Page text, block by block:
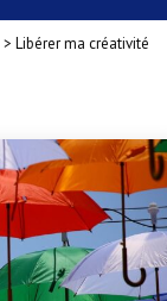
> Libérer ma créativité